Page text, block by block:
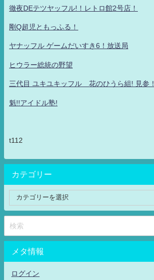
徹夜DEテツヤッフル!！レトロ館2号店！
剛Q超児ともっふる！
ヤナッフル ゲームだいすき6！放送局
ヒウラー総統の野望
三代目 ユキユキッフル 花のひうら組! 見参！
魁!!アイドル塾!
t112
カテゴリー
メタ情報
ログイン